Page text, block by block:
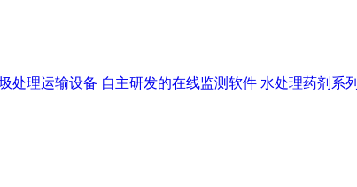
处理运输设备 自主研发的在线监测软件 水处理药剂系列